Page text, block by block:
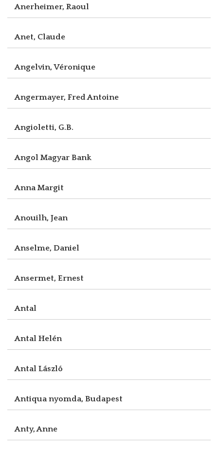
Anerheimer, Raoul
Anet, Claude
Angelvin, Véronique
Angermayer, Fred Antoine
Angioletti, G.B.
Angol Magyar Bank
Anna Margit
Anouilh, Jean
Anselme, Daniel
Ansermet, Ernest
Antal
Antal Helén
Antal László
Antiqua nyomda, Budapest
Anty, Anne